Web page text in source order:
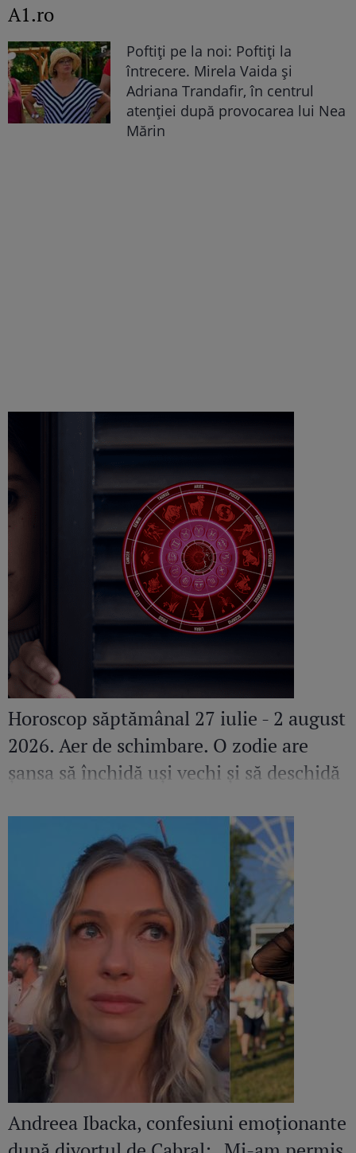
A1.ro
Poftiți pe la noi: Poftiți la
întrecere. Mirela Vaida și
Adriana Trandafir, în centrul
atenției după provocarea lui Nea
Mărin
Horoscop săptămânal 27 iulie - 2 august
2026. Aer de schimbare. O zodie are
șansa să închidă uși vechi și să deschidă
Andreea Ibacka, confesiuni emoționante